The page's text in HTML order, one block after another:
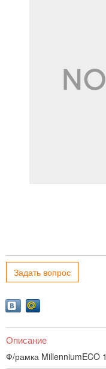
Задать вопрос
Описание
Ф/рамка MillenniumECO